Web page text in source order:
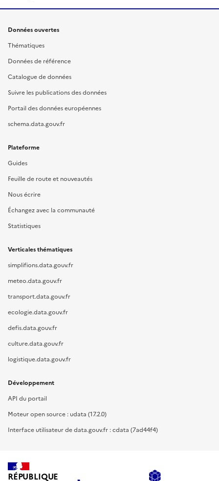
Données ouvertes
Thématiques
Données de référence
Catalogue de données
Suivre les publications des données
Portail des données européennes
schema.data.gouv.fr
Plateforme
Guides
Feuille de route et nouveautés
Nous écrire
Échangez avec la communauté
Statistiques
Verticales thématiques
simplifions.data.gouv.fr
meteo.data.gouv.fr
transport.data.gouv.fr
ecologie.data.gouv.fr
defis.data.gouv.fr
culture.data.gouv.fr
logistique.data.gouv.fr
Développement
API du portail
Moteur open source : udata (17.2.0)
Interface utilisateur de data.gouv.fr : cdata (7ad44f4)
RÉPUBLIQUE